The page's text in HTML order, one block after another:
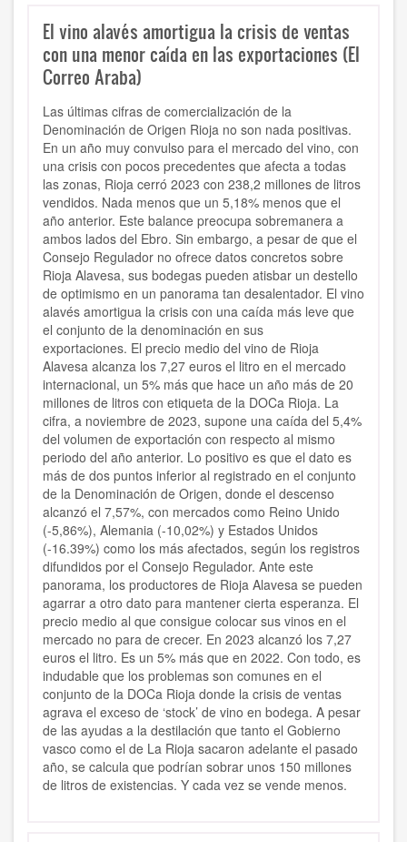
El vino alavés amortigua la crisis de ventas
con una menor caída en las exportaciones (El
Correo Araba)
Las últimas cifras de comercialización de la
Denominación de Origen Rioja no son nada positivas.
En un año muy convulso para el mercado del vino, con
una crisis con pocos precedentes que afecta a todas
las zonas, Rioja cerró 2023 con 238,2 millones de litros
vendidos. Nada menos que un 5,18% menos que el
año anterior. Este balance preocupa sobremanera a
ambos lados del Ebro. Sin embargo, a pesar de que el
Consejo Regulador no ofrece datos concretos sobre
Rioja Alavesa, sus bodegas pueden atisbar un destello
de optimismo en un panorama tan desalentador. El vino
alavés amortigua la crisis con una caída más leve que
el conjunto de la denominación en sus
exportaciones. El precio medio del vino de Rioja
Alavesa alcanza los 7,27 euros el litro en el mercado
internacional, un 5% más que hace un año más de 20
millones de litros con etiqueta de la DOCa Rioja. La
cifra, a noviembre de 2023, supone una caída del 5,4%
del volumen de exportación con respecto al mismo
periodo del año anterior. Lo positivo es que el dato es
más de dos puntos inferior al registrado en el conjunto
de la Denominación de Origen, donde el descenso
alcanzó el 7,57%, con mercados como Reino Unido
(-5,86%), Alemania (-10,02%) y Estados Unidos
(-16.39%) como los más afectados, según los registros
difundidos por el Consejo Regulador. Ante este
panorama, los productores de Rioja Alavesa se pueden
agarrar a otro dato para mantener cierta esperanza. El
precio medio al que consigue colocar sus vinos en el
mercado no para de crecer. En 2023 alcanzó los 7,27
euros el litro. Es un 5% más que en 2022. Con todo, es
indudable que los problemas son comunes en el
conjunto de la DOCa Rioja donde la crisis de ventas
agrava el exceso de ‘stock’ de vino en bodega. A pesar
de las ayudas a la destilación que tanto el Gobierno
vasco como el de La Rioja sacaron adelante el pasado
año, se calcula que podrían sobrar unos 150 millones
de litros de existencias. Y cada vez se vende menos.